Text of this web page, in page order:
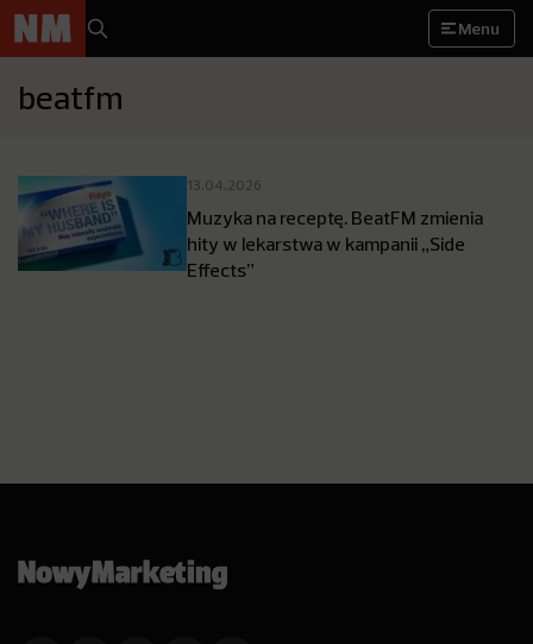
Menu
beatfm
13.04.2026
Muzyka na receptę. BeatFM zmienia
hity w lekarstwa w kampanii „Side
Effects”